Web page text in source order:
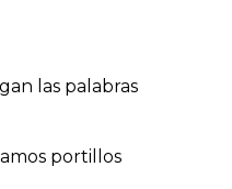
las palabras
portillos